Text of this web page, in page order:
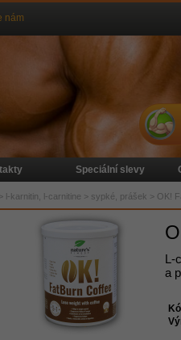
L-
a
nám
Speciální slevy
> l-karnitin, l-carnitine > sypké, prášek > OK!